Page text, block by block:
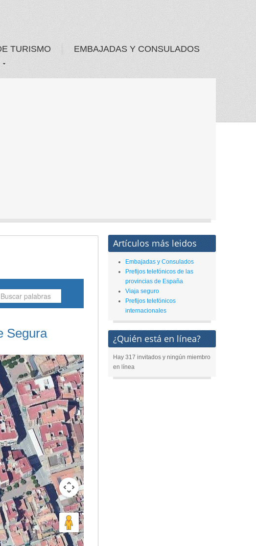
TURISMO
EMBAJADAS Y CONSULADOS
Segura
Artículos más leidos
Embajadas y Consulados
Prefijos telefónicos de las
provincias de España
Viaja seguro
Prefijos telefónicos
internacionales
¿Quién está en línea?
Hay 317 invitados y ningún miembro
en línea